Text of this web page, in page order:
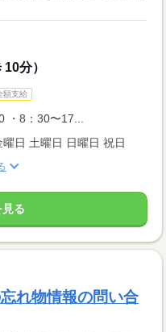
分）
額支給
8：30〜17...
日 土曜日 日曜日 祝日
る
れ物情報の問い合